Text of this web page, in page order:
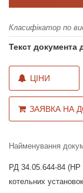
Класифікатор по
Текст документа
ЦІНИ
ЗАЯВКА НА
Найменування
РД 34.05.644-84 (НР
котельних